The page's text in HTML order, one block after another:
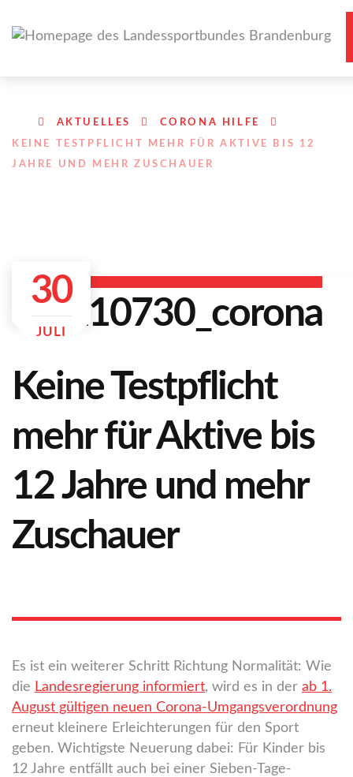
AKTUELLES CORONA HILFE
KEINE TESTPFLICHT MEHR FÜR AKTIVE BIS 12
JAHRE UND MEHR ZUSCHAUER
30
JULI
Keine Testpflicht
mehr für Aktive bis
12 Jahre und mehr
Zuschauer
Es ist ein weiterer Schritt Richtung Normalität: Wie
die Landesregierung informiert, wird es in der ab 1.
August gültigen neuen Corona-Umgangsverordnung
erneut kleinere Erleichterungen für den Sport
geben. Wichtigste Neuerung dabei: Für Kinder bis
12 Jahre entfällt auch bei einer Sieben-Tage-